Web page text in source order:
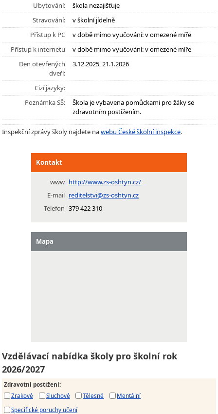
Ubytování:
škola nezajišťuje
Stravování:
v školní jídelně
Přístup k PC
v době mimo vyučování: v omezené míře
Přístup k internetu
v době mimo vyučování: v omezené míře
Den otevřených
dveří:
3.12.2025, 21.1.2026
Cizí jazyky:
Poznámka SŠ:
Škola je vybavena pomůckami pro žáky se
zdravotním postižením.
Inspekční zprávy školy najdete nawebu České školní inspekce.
Kontakt
www http://www.zs-oshtyn.cz/
E-mail reditelstvi@zs-oshtyn.cz
Telefon 379 422 310
Mapa
Vzdělávací nabídka školy pro školní rok
2026/2027
Zdravotní postižení:
Zrakové
Sluchové Tělesné
Mentální
Specifické poruchy učení